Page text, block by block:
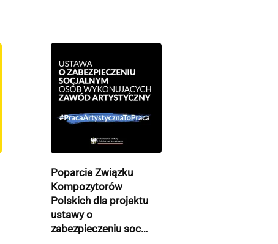
Poparcie Związku
Kompozytorów
Polskich dla projektu
ustawy o
zabezpieczeniu soc…